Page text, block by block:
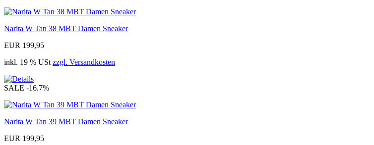
Narita W Tan 38 MBT Damen Sneaker
EUR 199,95
inkl. 19 % UStzzgl. Versandkosten
SALE -16.7%
Narita W Tan 39 MBT Damen Sneaker
EUR 199,95